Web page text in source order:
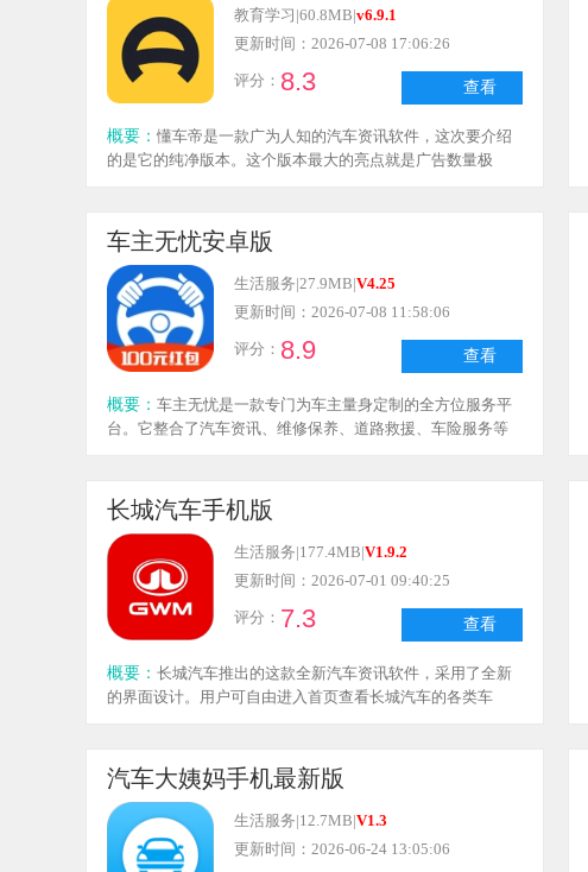
查看
教育学习 |60.8MB|v6.9.1
更新时间：2026-07-08 17:06:26
评分： 8.3
概要： 懂车帝是一款广为人知的汽车资讯软件，这次要介绍
的是它的纯净版本。这个版本最大的亮点就是广告数量极
入驻了大量汽车自媒体，用户刷新一下就能看到丰富多样的
汽车新闻。此外，用户还可以在感兴趣的新闻下方评论、点
赞，和其他车友一起交流车辆的优点。
车主无忧安卓版
查看
生活服务|27.9MB|V4.25
更新时间：2026-07-08 11:58:06
评分： 8.9
概要： 车主无忧是一款专门为车主量身定制的全方位服务平
台。它整合了汽车资讯、维修保养、道路救援、车险服务等
长城汽车手机版
查看
生活服务|177.4MB|V1.9.2
更新时间：2026-07-01 09:40:25
评分： 7.3
概要： 长城汽车推出的这款全新汽车资讯软件，采用了全新
的界面设计。用户可自由进入首页查看长城汽车的各类车
外，软件支持在线搜索周边的长城经销商，方便用户轻松预
约订购汽车，享受优质的服务与体验。软件功能丰富、选项
多样，还支持多账号登录，用户可自由进入汽车论坛交流讨
论，也能轻松浏览各类汽车测评信息，欢迎有需求的用户使
用。
汽车大姨妈手机最新版
生活服务|12.7MB|V1.3
更新时间：2026-06-24 13:05:06